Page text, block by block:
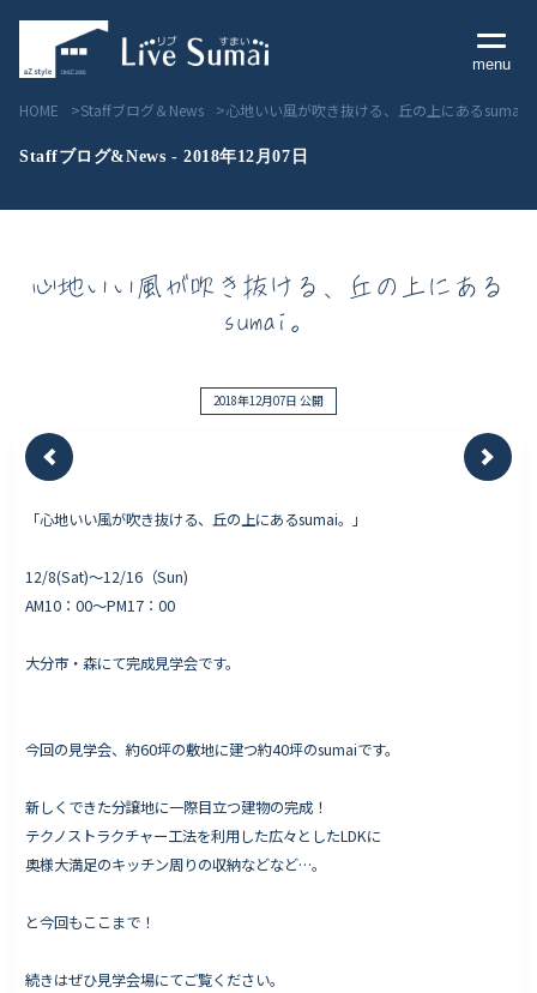
menu
Livesumai 住宅標準性能
物件情報
よくいただくご質問
お役立ちコラム
会社情報
スタッフ紹介
HOME Staffブログ＆News 心地いい風が吹き抜ける、丘の上にあるsumai。
Staffブログ&News - 2018年12月07日
心地いい風が吹き抜ける、丘の上にある
sumai。
2018年12月07日 公開
「心地いい風が吹き抜ける、丘の上にあるsumai。」
12/8(Sat)〜12/16（Sun)
AM10：00〜PM17：00
大分市・森にて完成見学会です。
今回の見学会、約60坪の敷地に建つ約40坪のsumaiです。
新しくできた分譲地に一際目立つ建物の完成！
テクノストラクチャー工法を利用した広々としたLDKに
奥様大満足のキッチン周りの収納などなど…。
と今回もここまで！
続きはぜひ見学会場にてご覧ください。